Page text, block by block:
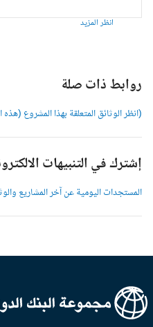
انظر المزيد
روابط ذات صلة
(انظر الوثائق المتعلقة بهذا المشروع (هذه
إشترك في التنبيهات
المستجدات اليومية عن آخر المشاريع والوثائق